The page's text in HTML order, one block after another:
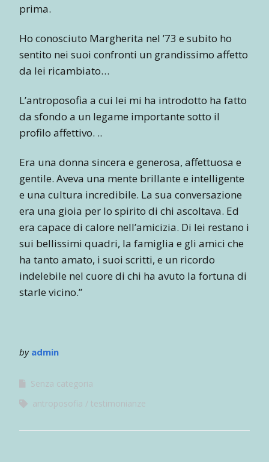
prima.
Ho conosciuto Margherita nel ’73 e subito ho
sentito nei suoi confronti un grandissimo affetto
da lei ricambiato…
L’antroposofia a cui lei mi ha introdotto ha fatto
da sfondo a un legame importante sotto il
profilo affettivo. ..
Era una donna sincera e generosa, affettuosa e
gentile. Aveva una mente brillante e intelligente
e una cultura incredibile. La sua conversazione
era una gioia per lo spirito di chi ascoltava. Ed
era capace di calore nell’amicizia. Di lei restano i
sui bellissimi quadri, la famiglia e gli amici che
ha tanto amato, i suoi scritti, e un ricordo
indelebile nel cuore di chi ha avuto la fortuna di
starle vicino.”
by admin
Senza categoria
antroposofia
testimonianze